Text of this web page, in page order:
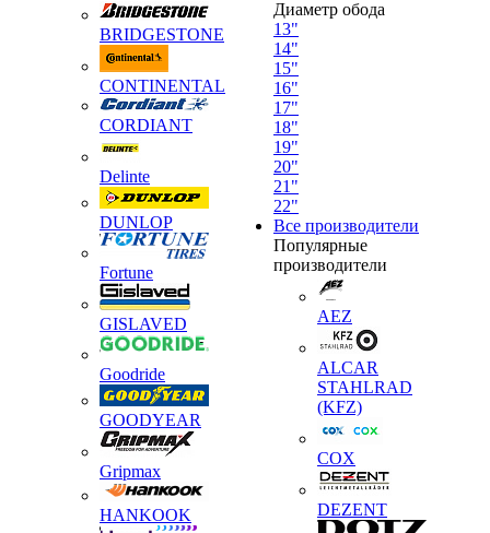
BRIDGESTONE
CONTINENTAL
CORDIANT
Delinte
DUNLOP
Fortune
GISLAVED
Goodride
GOODYEAR
Gripmax
HANKOOK
Диаметр обода
13"
14"
15"
16"
17"
18"
19"
20"
21"
22"
Все производители
Популярные
производители
AEZ
ALCAR
STAHLRAD
(KFZ)
COX
DEZENT